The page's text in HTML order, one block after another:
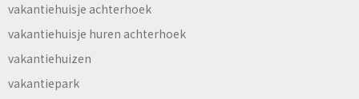
vakantiehuisje achterhoek
vakantiehuisje huren achterhoek
vakantiehuizen
vakantiepark